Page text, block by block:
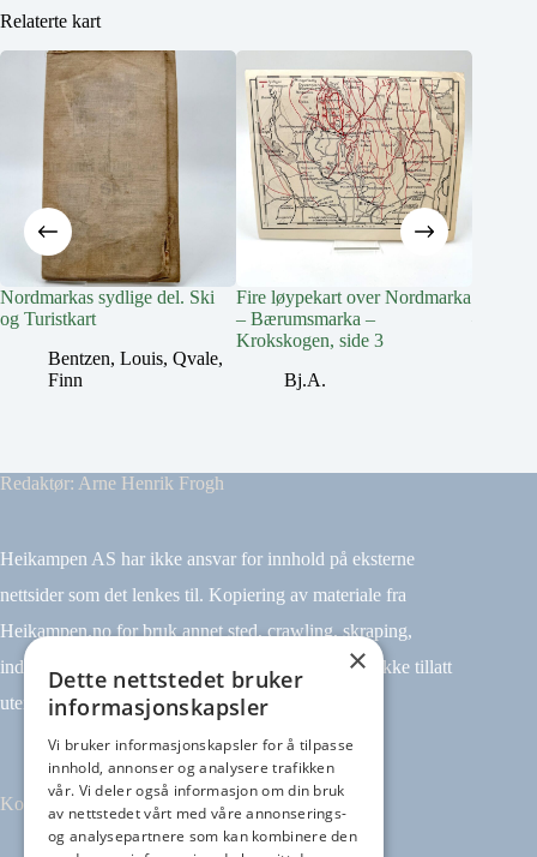
Relaterte kart
Nordmarkas sydlige del. Ski
og Turistkart
Bentzen, Louis, Qvale,
Finn
Fire løypekart over Nordmarka
– Bærumsmarka –
Krokskogen, side 3
Bj.A.
Redaktør: Arne Henrik Frogh
Heikampen AS har ikke ansvar for innhold på eksterne
nettsider som det lenkes til. Kopiering av materiale fra
Heikampen.no for bruk annet sted, crawling, skraping,
indeksering (for eksempel tekst og datamining) er ikke tillatt
uten avtale.
Kontakt
×
Dette nettstedet bruker
informasjonskapsler
Vi bruker informasjonskapsler for å tilpasse
innhold, annonser og analysere trafikken
vår. Vi deler også informasjon om din bruk
av nettstedet vårt med våre annonserings-
og analysepartnere som kan kombinere den